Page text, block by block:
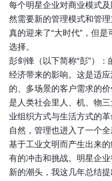
每个明星企业对商业模式
然需要新的管理模式和管
真的迎来了“大时代”，但
选择。
彭剑锋（以下简称“彭”）
经济带来的影响。这是适
的、多场景的客户需求的
是人类社会里人、机、物
业组织方式与生活方式的革
自然，管理也进入了一个
基于工业文明而产生出来
有的冲击和挑战。明星企
新的潮头，我这几年总结